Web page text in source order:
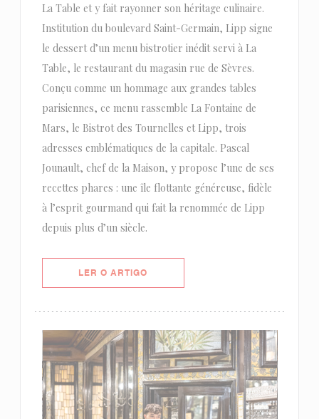
La Table et y fait rayonner son héritage culinaire.
Institution du boulevard Saint-Germain, Lipp signe
le dessert d’un menu bistrotier inédit servi à La
Table, le restaurant du magasin rue de Sèvres.
Conçu comme un hommage aux grandes tables
parisiennes, ce menu rassemble La Fontaine de
Mars, le Bistrot des Tournelles et Lipp, trois
adresses emblématiques de la capitale. Pascal
Jounault, chef de la Maison, y propose l’une de ses
recettes phares : une île flottante généreuse, fidèle
à l’esprit gourmand qui fait la renommée de Lipp
depuis plus d’un siècle.
LER O ARTIGO